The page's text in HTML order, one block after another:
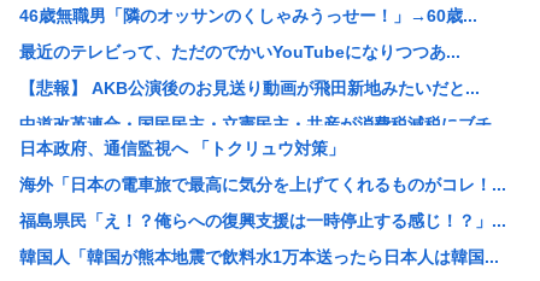
46歳無職男「隣のオッサンのくしゃみうっせー！」→60歳...
最近のテレビって、ただのでかいYouTubeになりつつあ...
【悲報】 AKB公演後のお見送り動画が飛田新地みたいだと...
中道改革連合・国民民主・立憲民主・共産が消費税減税にブチ...
中国「アメリカさぁ、調子乗ってるからお前らが頼ってる軍用...
韓国人の対日好感度が過去最高に、「ノージャパン」は終わっ...
【画像】元ジャンポケ・斉藤慎二被告の妻・瀬戸サオリがイン...
スペースX、株価大暴落
日本政府、通信監視へ 「トクリュウ対策」
海外「日本の電車旅で最高に気分を上げてくれるものがコレ！...
福島県民「え！？俺らへの復興支援は一時停止する感じ！？」...
韓国人「韓国が熊本地震で飲料水1万本送ったら日本人は韓国...